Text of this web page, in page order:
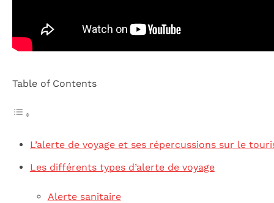
Table of Contents
L’alerte de voyage et ses répercussions sur le
Les différents types d’alerte de voyage
Alerte sanitaire